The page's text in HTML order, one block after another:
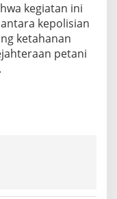
kegiatan ini
kepolisian
ketahanan
petani